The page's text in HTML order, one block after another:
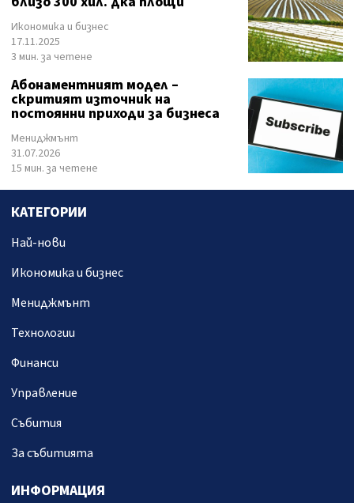
Икономика и бизнес
17.11.2025
3 мин. за четене
Абонаментният модел –
скритият източник на
постоянни приходи за бизнеса
Мениджмънт
31.07.2026
15 мин. за четене
КАТЕГОРИИ
Най-нови
Икономика и бизнес
Мениджмънт
Технологии
Финанси
Управление
Събития
За събитията
ИНФОРМАЦИЯ